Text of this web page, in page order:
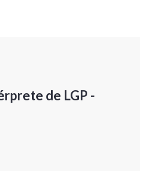
de LGP -